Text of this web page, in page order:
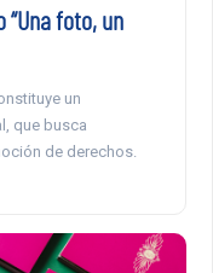
foto, un
un
que busca
de derechos.